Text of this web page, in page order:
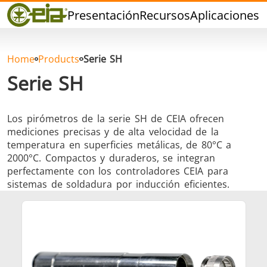
PresentaciónRecursosAplicaciones
Calidad
Distribuidores
Blog
FAQ
Soldadura dura
Soldadura con
Estaño
Home Products Serie SH
Serie SH
Los pirómetros de la serie SH de CEIA ofrecen
mediciones precisas y de alta velocidad de la
temperatura en superficies metálicas, de 80°C a
2000°C. Compactos y duraderos, se integran
perfectamente con los controladores CEIA para
sistemas de soldadura por inducción eficientes.